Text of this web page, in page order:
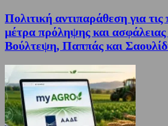
Πολιτική αντιπαράθεση για τις
μέτρα πρόληψης και ασφάλειας
Βούλτεψη, Παππάς και